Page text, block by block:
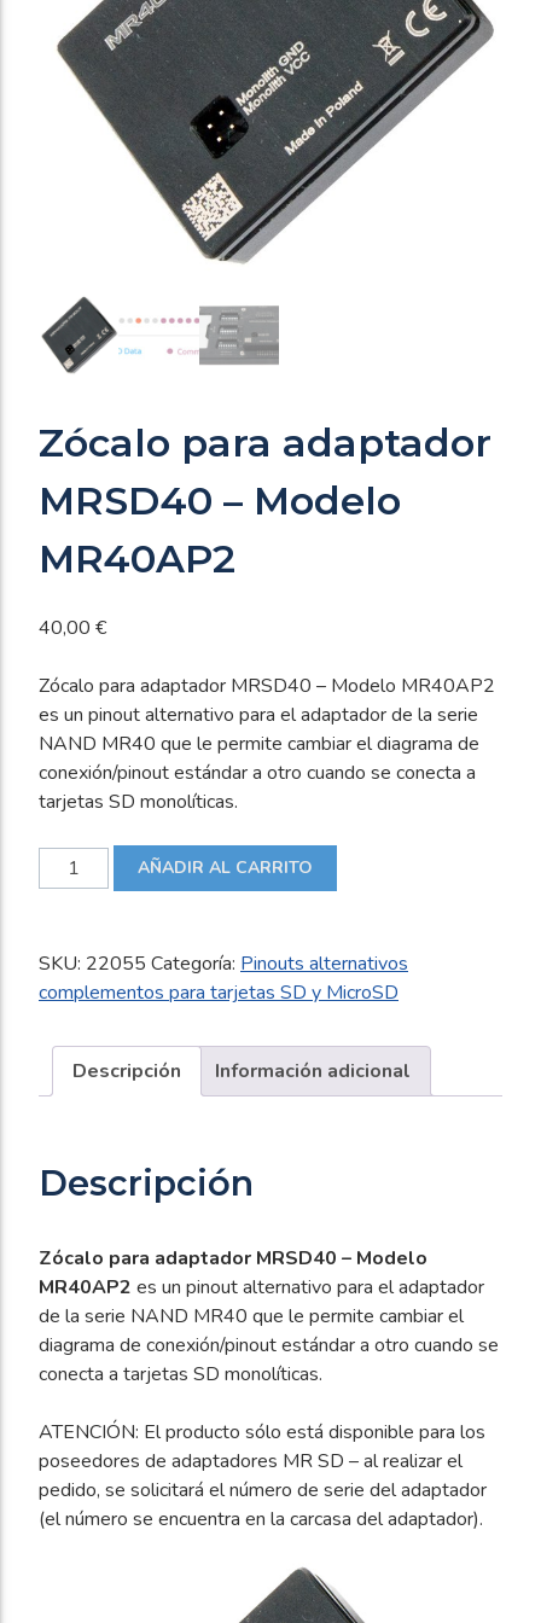
Zócalo para adaptador
MRSD40 – Modelo
MR40AP2
40,00 €
Zócalo para adaptador MRSD40 – Modelo MR40AP2
es un pinout alternativo para el adaptador de la serie
NAND MR40 que le permite cambiar el diagrama de
conexión/pinout estándar a otro cuando se conecta a
tarjetas SD monolíticas.
Zócalo
para
-
Modelo
cantidad
AÑADIR AL CARRITO
SKU: 22055 Categoría: Pinouts alternativos
complementos para tarjetas SD y MicroSD
Descripción Información adicional
Descripción
Zócalo para adaptador MRSD40 – Modelo
MR40AP2 es un pinout alternativo para el adaptador
de la serie NAND MR40 que le permite cambiar el
diagrama de conexión/pinout estándar a otro cuando se
conecta a tarjetas SD monolíticas.
ATENCIÓN: El producto sólo está disponible para los
poseedores de adaptadores MR SD – al realizar el
pedido, se solicitará el número de serie del adaptador
(el número se encuentra en la carcasa del adaptador).